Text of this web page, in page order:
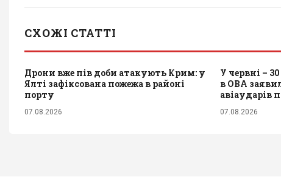
СХОЖІ СТАТТІ
Дрони вже пів доби атакують Крим: у
Ялті зафіксована пожежа в районі
порту
07.08.2026
У червні –
в ОВА
авіаударів
07.08.2026